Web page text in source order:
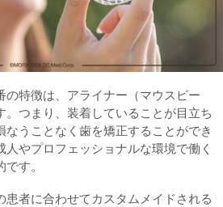
の特徴は、アライナー（マウスピー
。つまり、装着していることが目立ち
なうことなく歯を矯正することができ
やプロフェッショナルな環境で働く
す。
患者に合わせてカスタムメイドされる